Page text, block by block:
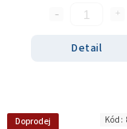
Detail
Doprodej Kód: